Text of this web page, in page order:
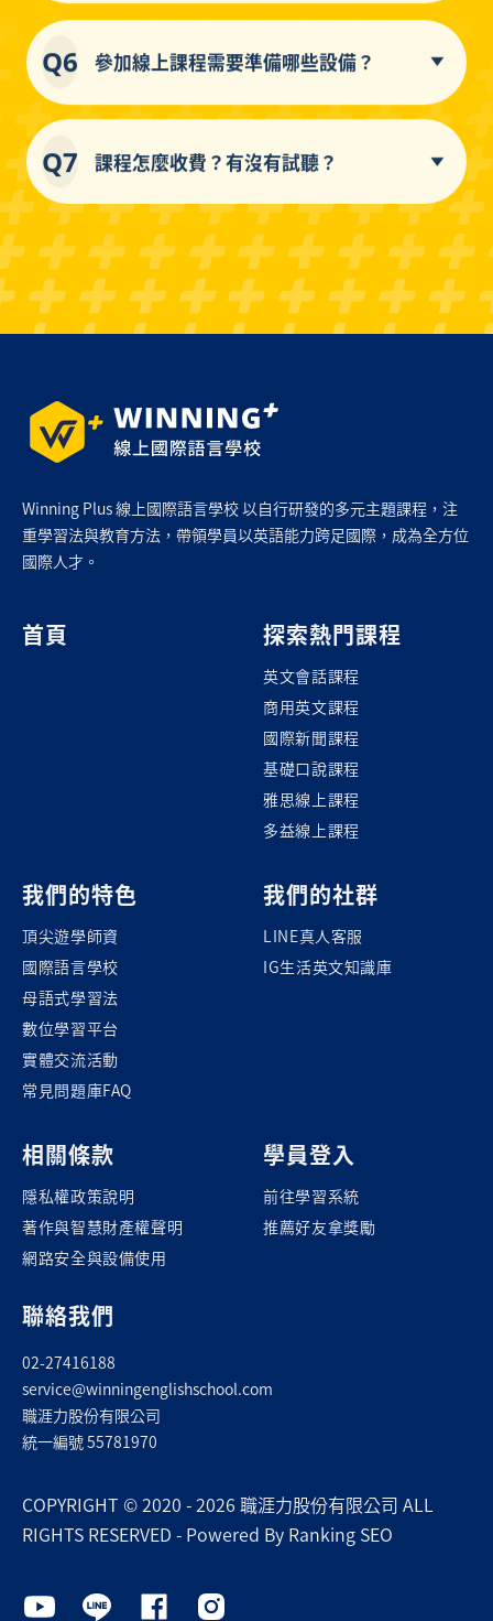
Q6 參加線上課程需要準備哪些設備？
Q7 課程怎麼收費？有沒有試聽？
Winning Plus 線上國際語言學校 以自行研發的多元主題課程，注
重學習法與教育方法，帶領學員以英語能力跨足國際，成為全方位
國際人才。
首頁 探索熱門課程
英文會話課程
商用英文課程
國際新聞課程
基礎口說課程
雅思線上課程
多益線上課程
我們的特色
頂尖遊學師資
國際語言學校
母語式學習法
數位學習平台
實體交流活動
常見問題庫FAQ
我們的社群
LINE真人客服
IG生活英文知識庫
相關條款
隱私權政策說明
著作與智慧財產權聲明
網路安全與設備使用
學員登入
前往學習系統
推薦好友拿獎勵
聯絡我們
02-27416188
service@winningenglishschool.com
職涯力股份有限公司
統一編號 55781970
COPYRIGHT © 2020 - 2026 職涯力股份有限公司 ALL
RIGHTS RESERVED - Powered By Ranking SEO